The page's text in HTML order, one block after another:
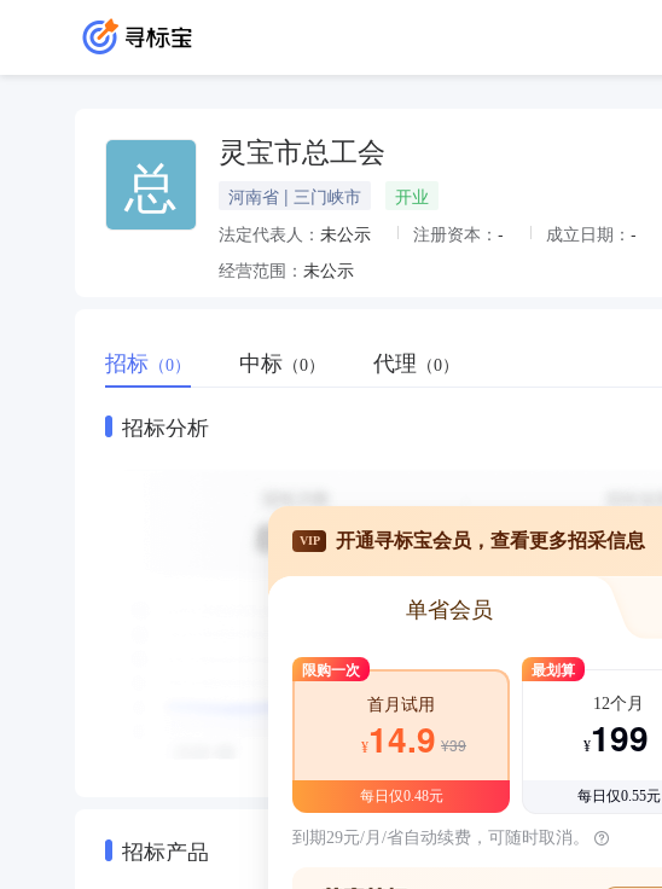
总 灵宝市总工会
河南省 | 三门峡市
开业
法定代表人： 未公示 注册资本： - 成立日期： -
经营范围： 未公示
招标 （0） 中标 （0） 代理 （0）
招标分析
招标产品
VIP 开通寻标宝会员，查看更多招采信息
单省会员
限购一次
首月试用
¥14.9 ¥39
每日仅0.48元
最划算
12个月
¥199
每日仅0.55元
到期29元/月/省自动续费，可随时取消。